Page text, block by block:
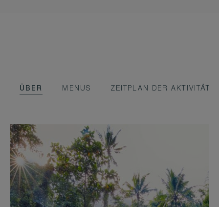
ÜBER MENUS ZEITPLAN DER